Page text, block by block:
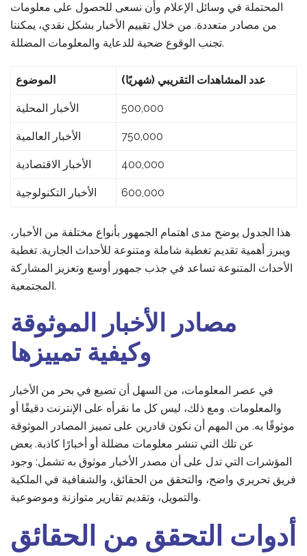
المحتملة في وسائل الإعلام وأن نسعى للحصول على معلومات
من مصادر متعددة. من خلال تقييم الأخبار بشكل نقدي، يمكننا
تجنب الوقوع ضحية للدعاية والمعلومات المضللة.
الموضوع عدد المشاهدات التقريبي (شهريًا)
الأخبار المحلية 500,000
الأخبار العالمية 750,000
الأخبار الاقتصادية 400,000
الأخبار التكنولوجية 600,000
هذا الجدول يوضح مدى اهتمام الجمهور بأنواع مختلفة من الأخبار،
ويبرز أهمية تقديم تغطية شاملة ومتنوعة للأحداث الجارية. تغطية
الأحداث المتنوعة تساعد في جذب جمهور أوسع وتعزيز المشاركة
المجتمعية.
مصادر الأخبار الموثوقة
وكيفية تمييزها
في عصر المعلومات، من السهل أن تضيع في بحر من الأخبار
والمعلومات. ومع ذلك، ليس كل ما نقرأه على الإنترنت دقيقًا أو
موثوقًا به. من المهم أن نكون قادرين على تمييز المصادر الموثوقة
عن تلك التي تنشر معلومات مضللة أو أخبارًا كاذبة. بعض
المؤشرات التي تدل على أن مصدر الأخبار موثوق به تشمل: وجود
فريق تحريري واضح، والتحقق من الحقائق، والشفافية في الملكية
والتمويل، وتقديم تقارير متوازنة وموضوعية.
أدوات التحقق من الحقائق